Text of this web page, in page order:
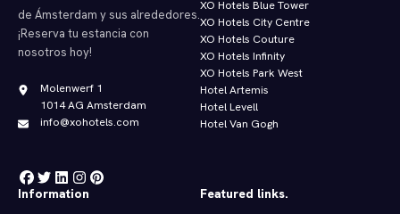
de Ámsterdam y sus alrededores.
¡Reserva tu estancia con
nosotros hoy!
Molenwerf 1
1014 AG Amsterdam
info@xohotels.com
XO Hotels Blue Tower
XO Hotels City Centre
XO Hotels Couture
XO Hotels Infinity
XO Hotels Park West
Hotel Artemis
Hotel Levell
Hotel Van Gogh
Information Featured links.